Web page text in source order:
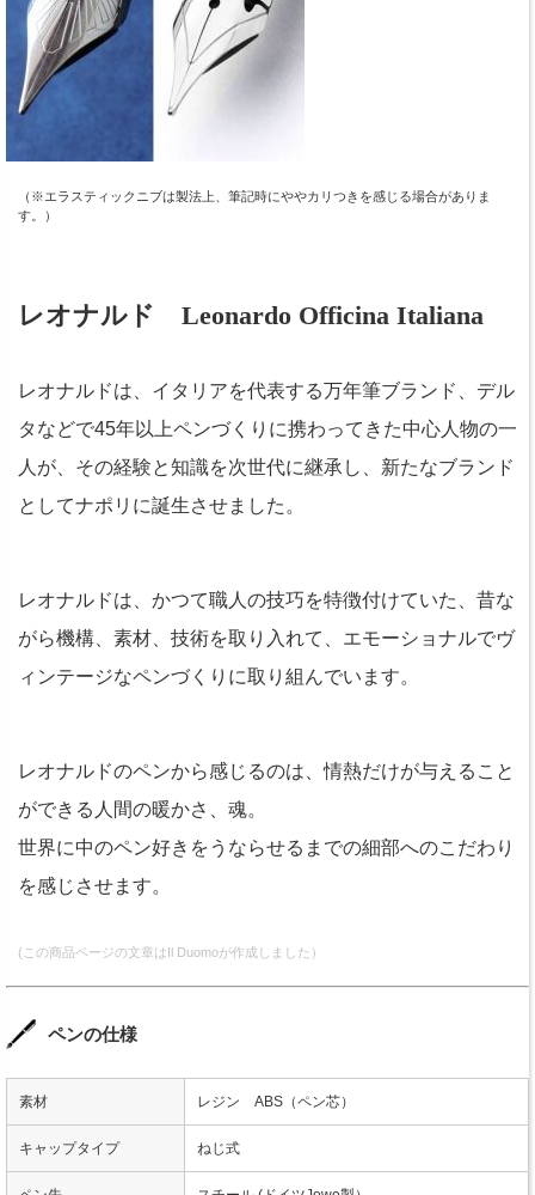
（※エラスティックニブは製法上、筆記時にややカリつきを感じる場合がありま
す。）
レオナルド Leonardo Officina Italiana
レオナルドは、イタリアを代表する万年筆ブランド、デル
タなどで45年以上ペンづくりに携わってきた中心人物の一
人が、その経験と知識を次世代に継承し、新たなブランド
としてナポリに誕生させました。
レオナルドは、かつて職人の技巧を特徴付けていた、昔な
がら機構、素材、技術を取り入れて、エモーショナルでヴ
ィンテージなペンづくりに取り組んでいます。
レオナルドのペンから感じるのは、情熱だけが与えること
ができる人間の暖かさ、魂。
世界に中のペン好きをうならせるまでの細部へのこだわり
を感じさせます。
(この商品ページの文章はIl Duomoが作成しました）
ペンの仕様
素材 レジン ABS（ペン芯）
キャップタイプ ねじ式